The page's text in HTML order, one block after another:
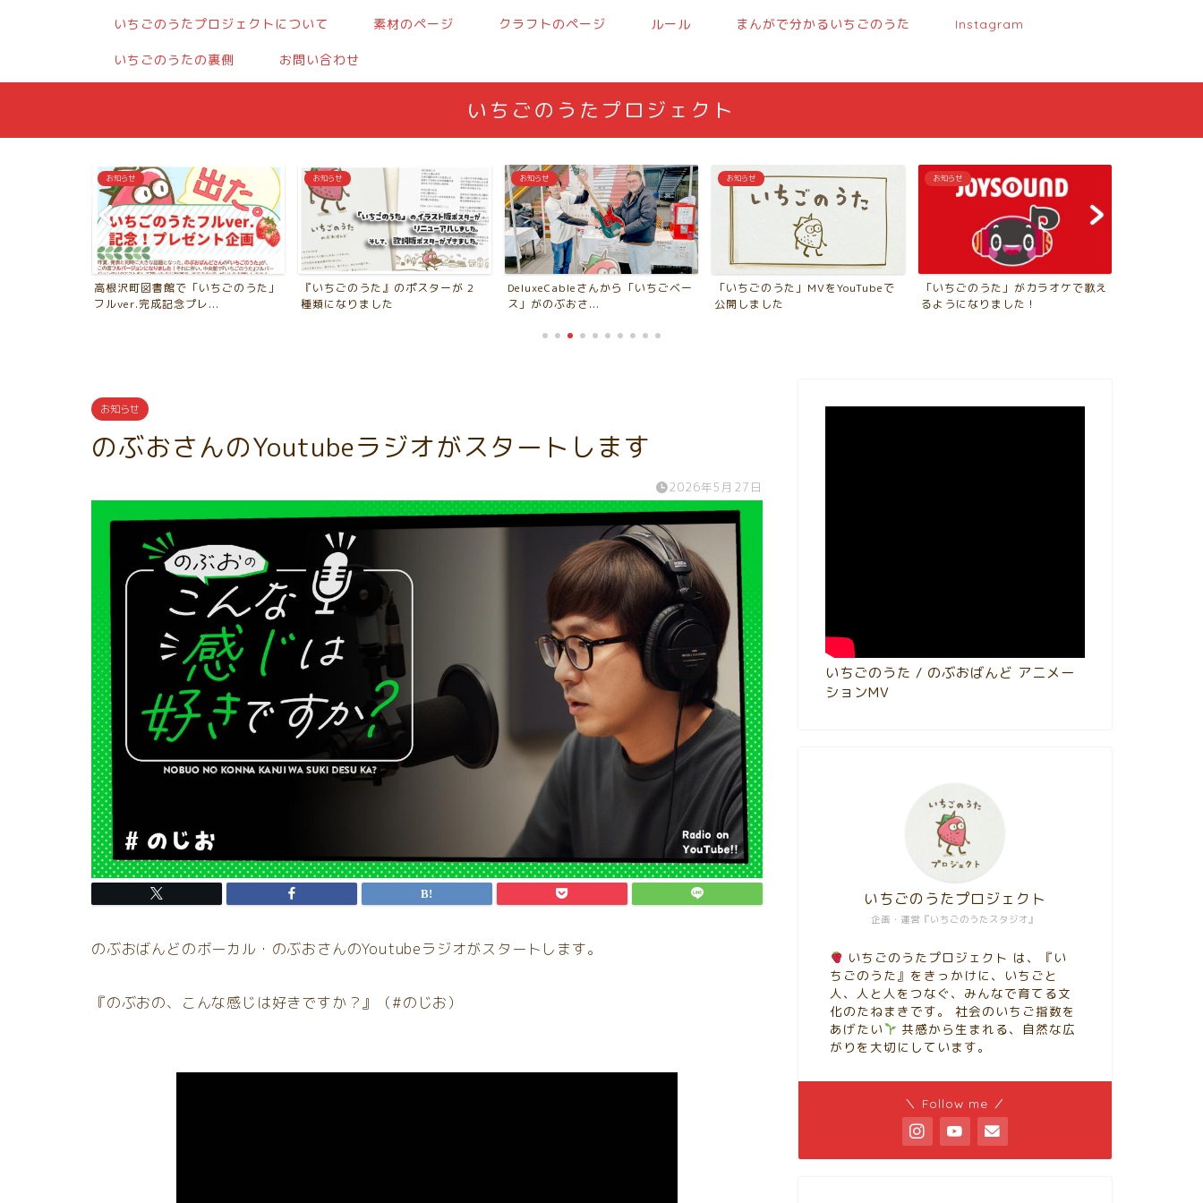
いちごのうたプロジェクトについて 素材のページ クラフトのページ ルール まんがで分かるいちごのうた Instagram
いちごのうたの裏側 お問い合わせ
いちごのうたプロジェクト
お知らせ
高根沢町図書館で「いちごのうた」
フルver.完成記念プレ...
お知らせ
『いちごのうた』のポスターが 2
種類になりました
お知らせ
DeluxeCableさんから「いちごベー
ス」がのぶおさ...
お知らせ
「いちごのうた」MVをYouTubeで
公開しました
お知らせ
「いちごのうた」がカラオケで歌え
るようになりました！
お知らせ
のぶおさんのYoutubeラジオがスタートします
2026年5月27日
のぶおばんどのボーカル・のぶおさんのYoutubeラジオがスタートします。
『のぶおの、こんな感じは好きですか？』（#のじお）
いちごのうた / のぶおばんど アニメー
ションMV
企画・運営『いちごのうたスタジオ』
いちごのうたプロジェクト
いちごのうたプロジェクト は、『い
ちごのうた』をきっかけに、いちごと
人、人と人をつなぐ、みんなで育てる文
化のたねまきです。 社会のいちご指数を
あげたい
共感から生まれる、自然な広
がりを大切にしています。
＼ Follow me ／